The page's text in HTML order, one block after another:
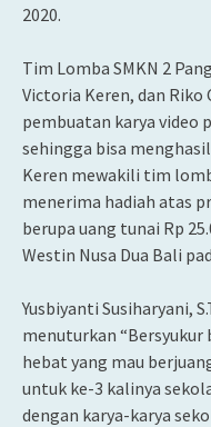
2020.
Tim Lomba SMKN 2
Victoria Keren, dan Riko
pembuatan karya video
sehingga bisa
Keren mewakili tim
menerima hadiah atas
berupa uang tunai Rp
Westin Nusa Dua Bali
Yusbiyanti Susiharyani,
menuturkan “Bersyukur
hebat yang mau
untuk ke-3 kalinya
dengan karya-karya